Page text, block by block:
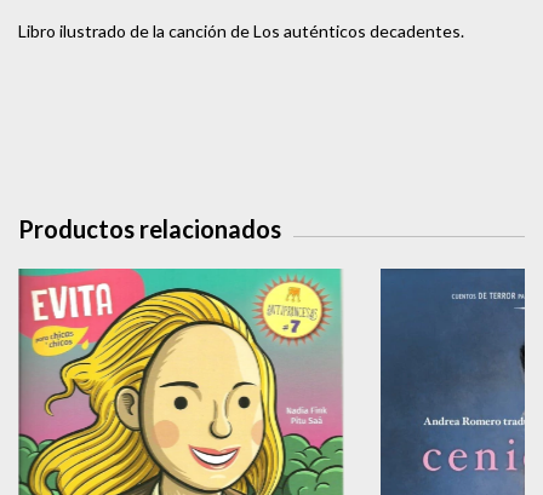
Libro ilustrado de la canción de Los auténticos decadentes.
Productos relacionados